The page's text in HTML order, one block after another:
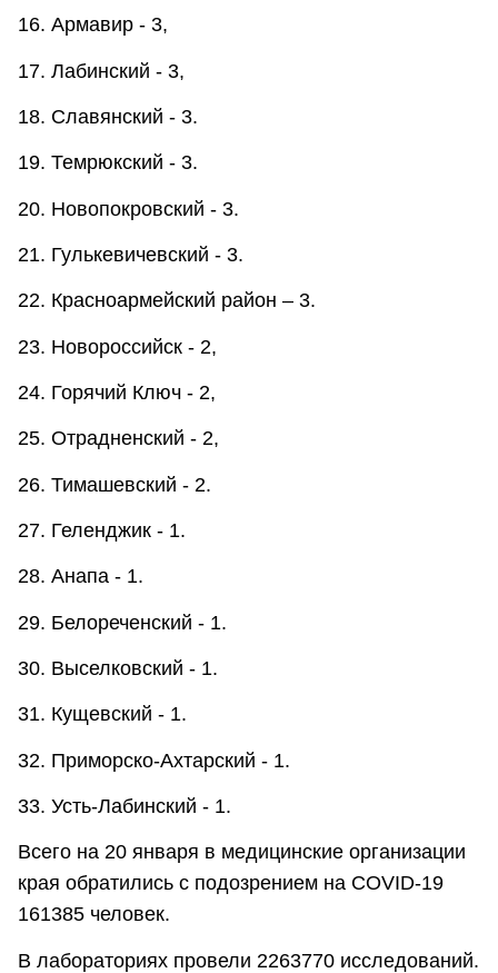
16. Армавир - 3,
17. Лабинский - 3,
18. Славянский - 3.
19. Темрюкский - 3.
20. Новопокровский - 3.
21. Гулькевичевский - 3.
22. Красноармейский район – 3.
23. Новороссийск - 2,
24. Горячий Ключ - 2,
25. Отрадненский - 2,
26. Тимашевский - 2.
27. Геленджик - 1.
28. Анапа - 1.
29. Белореченский - 1.
30. Выселковский - 1.
31. Кущевский - 1.
32. Приморско-Ахтарский - 1.
33. Усть-Лабинский - 1.
Всего на 20 января в медицинские организации
края обратились с подозрением на COVID-19
161385 человек.
В лабораториях провели 2263770 исследований.